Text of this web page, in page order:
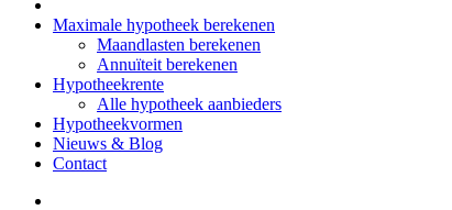
Maximale hypotheek berekenen
Maandlasten berekenen
Annuïteit berekenen
Hypotheekrente
Alle hypotheek aanbieders
Hypotheekvormen
Nieuws & Blog
Contact